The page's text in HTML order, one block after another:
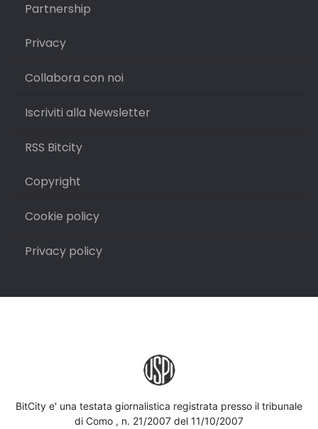
Partnership
Privacy
Collabora con noi
Iscriviti alla Newsletter
RSS Bitcity
Copyright
Cookie policy
Privacy policy
BitCity e' una testata giornalistica registrata presso il tribunale
di Como , n. 21/2007 del 11/10/2007